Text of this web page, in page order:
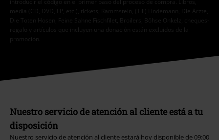
introducir el código en el primer paso del proceso de compra. Libros,
media (CD, DVD, LP, etc.), tickets, Rammstein, (Till) Lindemann, Die Ärzte,
Die Toten Hosen, Feine Sahne Fischfilet, Broilers, Böhse Onkelz, cheques-
regalo y artículos que incluyen una donación están excluidos de la
promoción.
Nuestro servicio de atención al cliente está a tu
disposición
Nuestro servicio de atención al cliente estará hoy disponible de 09:00